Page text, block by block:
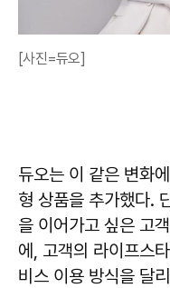
[사진=듀오]
듀오는 이 같은 변화
형 상품을 추가했다.
을 이어가고 싶은 고
에, 고객의 라이프스
비스 이용 방식을 달